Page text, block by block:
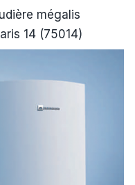
mégalis
14 (75014)